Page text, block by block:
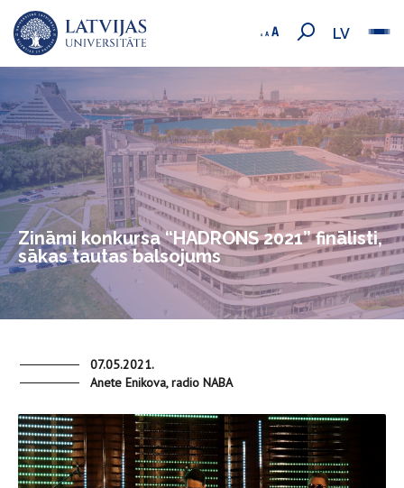
LV
Zināmi konkursa “HADRONS 2021” finālisti,
sākas tautas balsojums
07.05.2021.
Anete Enikova, radio NABA